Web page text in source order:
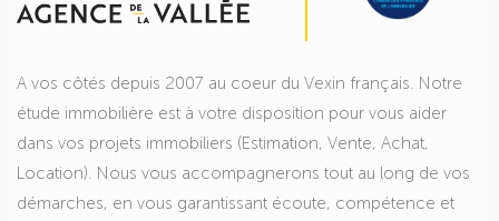
A vos côtés depuis 2007 au coeur du Vexin français. Notre
étude immobilière est à votre disposition pour vous aider
dans vos projets immobiliers (Estimation, Vente, Achat,
Location). Nous vous accompagnerons tout au long de vos
démarches, en vous garantissant écoute, compétence et